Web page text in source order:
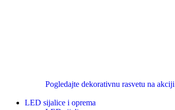
Pogledajte dekorativnu rasvetu na akciji
LED sijalice i oprema